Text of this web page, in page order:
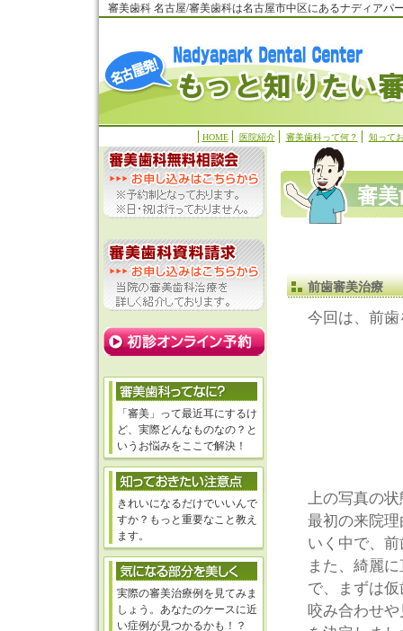
審美歯科 名古屋/審美歯科は名古屋市中区にあるナディアパ
HOME 医院紹介 審美歯科って何？ 知って
審
前歯審美治療
今回は、前
上の写真の
最初の来院
いく中で、
また、綺麗
で、まずは
咬み合わせ
「審美」って最近耳にするけ
ど、実際どんなものなの？と
いうお悩みをここで解決！
きれいになるだけでいいんで
すか？もっと重要なこと教え
ます。
実際の審美治療例を見てみま
しょう。あなたのケースに近
い症例が見つかるかも！？